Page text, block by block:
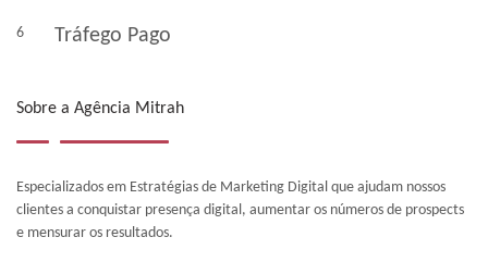
6 Tráfego Pago
Sobre a Agência Mitrah
Especializados em Estratégias de Marketing Digital que ajudam nossos
clientes a conquistar presença digital, aumentar os números de prospects
e mensurar os resultados.